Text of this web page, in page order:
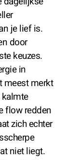
je lief is.
door
keuzes.
in
meest merkt
flow redden
zich echter
niet liegt.